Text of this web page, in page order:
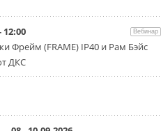
итоги конкурса студенческих
проектов «ТИМ-лидеры 2026»
Новый сезон конкурса «ТИМ-лидеры»
стартует уже в сентябре 2026 года ...
3 АВГУСТА 2026
партнёрство за Уралом
Президент Омского землячества в
12:00 Вебинар
Фрейм (FRAME) IP40 и Рам Бэйс
ДКС